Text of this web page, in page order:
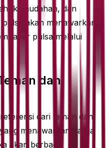
kemudahan, dan
akan menawarkan
pulsa melalui
dan
dari teman dan
menawarkan harga
akan berbagi